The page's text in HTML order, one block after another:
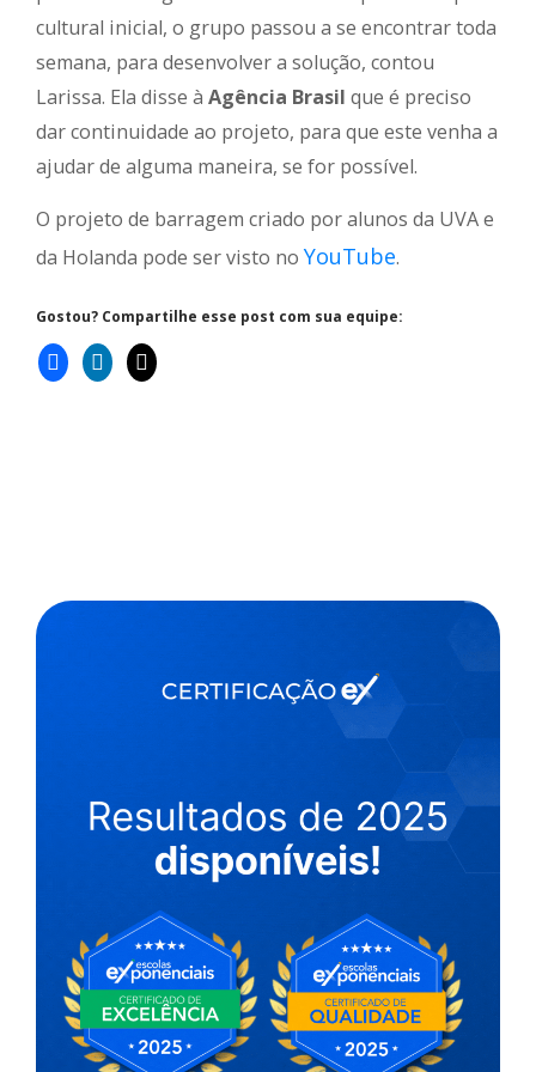
cultural inicial, o grupo passou a se encontrar toda
semana, para desenvolver a solução, contou
Larissa. Ela disse à Agência Brasil que é preciso
dar continuidade ao projeto, para que este venha a
ajudar de alguma maneira, se for possível.
O projeto de barragem criado por alunos da UVA e
da Holanda pode ser visto no YouTube.
Gostou? Compartilhe esse post com sua equipe: